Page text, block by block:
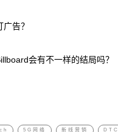
告？
会有不一样的结局吗？
5G网络 新线营销 DTC